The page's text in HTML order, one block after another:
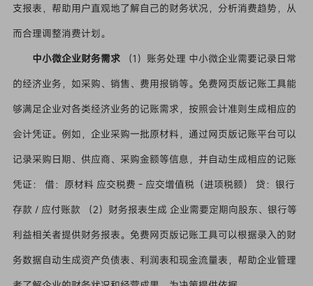
支报表，帮助用户直观地了解自己的财务状况，分析消费趋势，从
而合理调整消费计划。
中小微企业财务需求（1）账务处理 中小微企业需要记录日常
的经济业务，如采购、销售、费用报销等。免费网页版记账工具能
够满足企业对各类经济业务的记账需求，按照会计准则生成相应的
会计凭证。例如，企业采购一批原材料，通过网页版记账平台可以
记录采购日期、供应商、采购金额等信息，并自动生成相应的记账
凭证： 借：原材料 应交税费 - 应交增值税（进项税额） 贷：银行
存款 / 应付账款 （2）财务报表生成 企业需要定期向股东、银行等
利益相关者提供财务报表。免费网页版记账工具可以根据录入的财
务数据自动生成资产负债表、利润表和现金流量表，帮助企业管理